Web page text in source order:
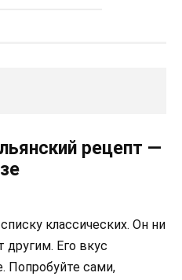
рецепт —
классических. Он ни
другим. Его вкус
Попробуйте сами,